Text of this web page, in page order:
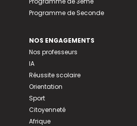
Programme de Seconde
NOS ENGAGEMENTS
Nos professeurs
IA
Réussite scolaire
Orientation
Sport
Citoyenneté
Afrique